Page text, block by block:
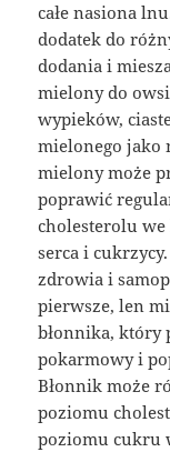
całe nasiona
dodatek do
dodania i
mielony do
wypieków,
mielonego jako
mielony może
poprawić
cholesterolu we
serca i
zdrowia i
pierwsze, len
błonnika, który
pokarmowy i
Błonnik może
poziomu
poziomu cukru